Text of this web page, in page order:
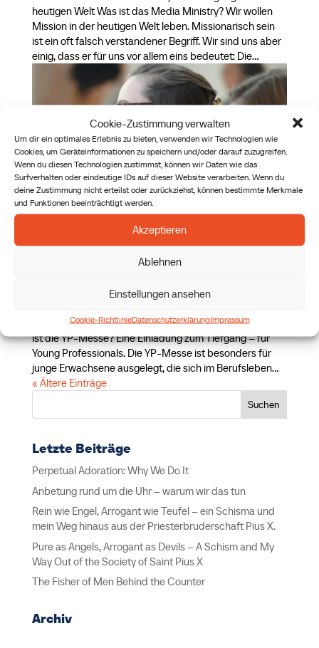
Cookie-Zustimmung verwalten
Um dir ein optimales Erlebnis zu bieten, verwenden wir Technologien wie
Cookies, um Geräteinformationen zu speichern und/oder darauf zuzugreifen.
Wenn du diesen Technologien zustimmst, können wir Daten wie das
Surfverhalten oder eindeutige IDs auf dieser Website verarbeiten. Wenn du
deine Zustimmung nicht erteilst oder zurückziehst, können bestimmte Merkmale
und Funktionen beeinträchtigt werden.
Akzeptieren
Ablehnen
Einstellungen ansehen
Cookie-RichtlinieDatenschutzerklärungImpressum
heutigen Welt Was ist das Media Ministry? Wir wollen
Mission in der heutigen Welt leben. Missionarisch sein
ist ein oft falsch verstandener Begriff. Wir sind uns aber
einig, dass er für uns vor allem eins bedeutet: Die...
Young Professionals Messe
Sehnsucht nach Mehr Tag & Zeit Sonntag um 18:30 Was
ist die YP-Messe? Eine Einladung zum Tiefgang – für
Young Professionals. Die YP-Messe ist besonders für
junge Erwachsene ausgelegt, die sich im Berufsleben...
« Ältere Einträge
Suchen
Letzte Beiträge
Perpetual Adoration: Why We Do It
Anbetung rund um die Uhr – warum wir das tun
Rein wie Engel, Arrogant wie Teufel – ein Schisma und
mein Weg hinaus aus der Priesterbruderschaft Pius X.
Pure as Angels, Arrogant as Devils – A Schism and My
Way Out of the Society of Saint Pius X
The Fisher of Men Behind the Counter
Archiv